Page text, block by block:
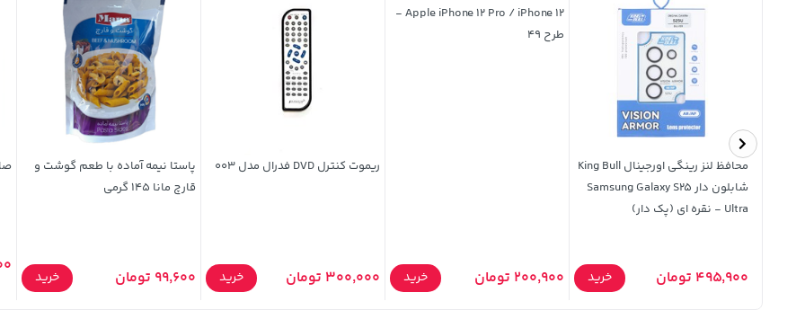
محافظ لنز رینگی اورجینال King Bull
شابلون دار Samsung Galaxy S25
Ultra - نقره ای (پک دار)
495,900 تومان خرید
Apple iPhone 12 Pro / iPhone 12 -
طرح 49
200,900 تومان خرید
ریموت کنترل DVD فدرال مدل 003
300,000 تومان خرید
پاستا نیمه آماده با طعم گوشت و
قارچ مانا 145 گرمی
99,600 تومان خرید